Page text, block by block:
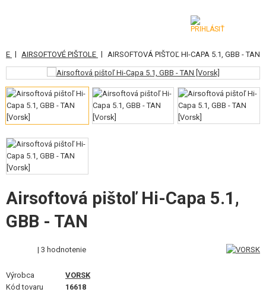
KATEGÓRIE
AIRSOFTOVÉ ZBRANE
VZDUCHOVÉ ZBRANE, PRAKY
GRANÁTOMETY, GRANÁTY
GULIČKY, PLYN
AKUMULÁTORY, NABÍJAČKY
ZÁSOBNÍKY, PLNIČKY
OKULIARE, MASKY
VÝSTROJ, UNIFORMY, PÚZDRA
| AIRSOFTOVÉ PIŠTOLE | AIRSOFTOVÁ PIŠTOĽ HI-CAPA 5.1, GBB - TAN
Airsoftová pištoľ Hi-Capa 5.1,
GBB - TAN
| 3 hodnotenie
Výrobca
VORSK
Kód tovaru
16618